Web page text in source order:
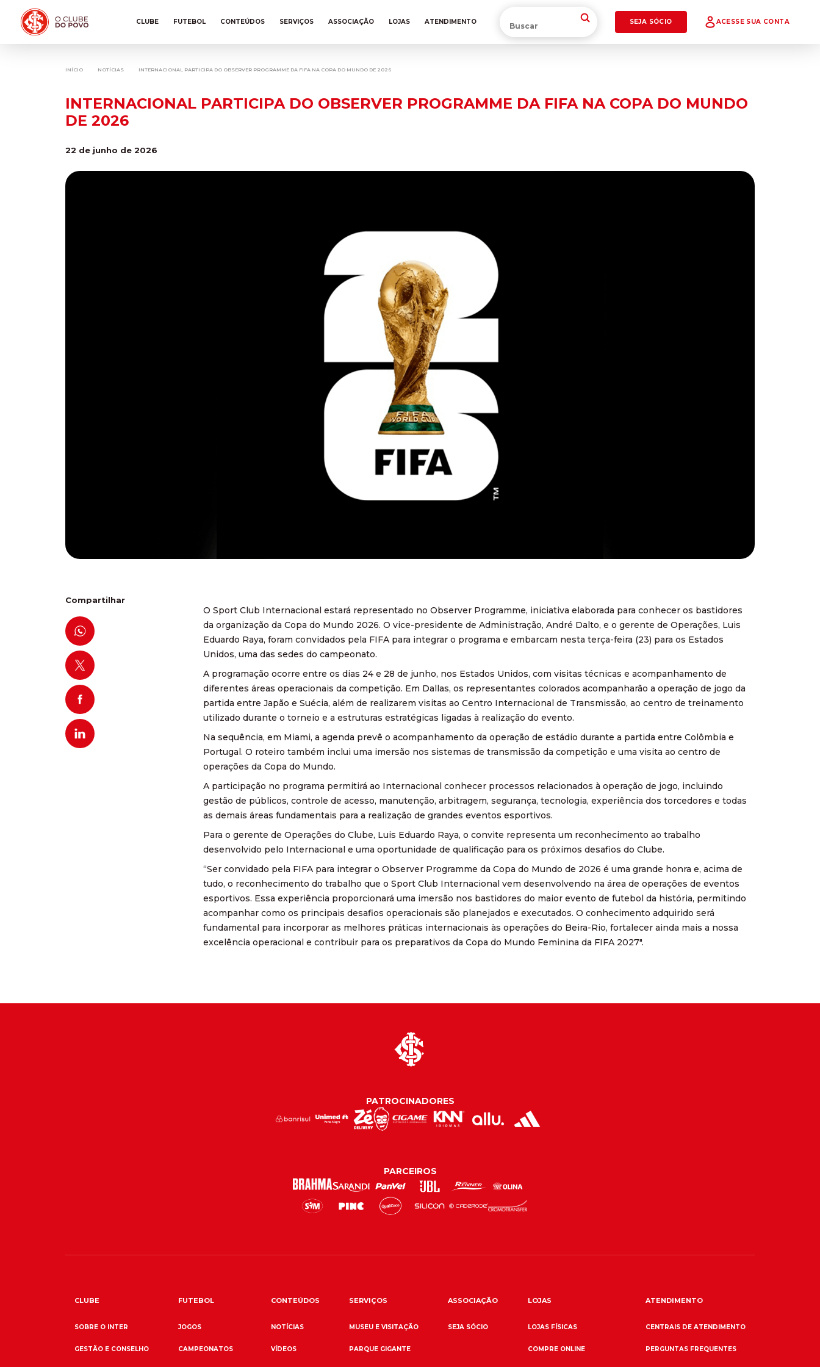
CLUBE FUTEBOL CONTEÚDOS SERVIÇOS ASSOCIAÇÃO LOJAS ATENDIMENTO SEJA SÓCIO ACESSE SUA CONTA
INÍCIO NOTÍCIAS INTERNACIONAL PARTICIPA DO OBSERVER PROGRAMME DA FIFA NA COPA DO MUNDO DE 2026
INTERNACIONAL PARTICIPA DO OBSERVER PROGRAMME DA FIFA NA COPA DO MUNDO
DE 2026
22 de junho de 2026
Compartilhar
O Sport Club Internacional estará representado no Observer Programme, iniciativa elaborada para conhecer os bastidores
da organização da Copa do Mundo 2026. O vice-presidente de Administração, André Dalto, e o gerente de Operações, Luis
Eduardo Raya, foram convidados pela FIFA para integrar o programa e embarcam nesta terça-feira (23) para os Estados
Unidos, uma das sedes do campeonato.
A programação ocorre entre os dias 24 e 28 de junho, nos Estados Unidos, com visitas técnicas e acompanhamento de
diferentes áreas operacionais da competição. Em Dallas, os representantes colorados acompanharão a operação de jogo da
partida entre Japão e Suécia, além de realizarem visitas ao Centro Internacional de Transmissão, ao centro de treinamento
utilizado durante o torneio e a estruturas estratégicas ligadas à realização do evento.
Na sequência, em Miami, a agenda prevê o acompanhamento da operação de estádio durante a partida entre Colômbia e
Portugal. O roteiro também inclui uma imersão nos sistemas de transmissão da competição e uma visita ao centro de
operações da Copa do Mundo.
A participação no programa permitirá ao Internacional conhecer processos relacionados à operação de jogo, incluindo
gestão de públicos, controle de acesso, manutenção, arbitragem, segurança, tecnologia, experiência dos torcedores e todas
as demais áreas fundamentais para a realização de grandes eventos esportivos.
Para o gerente de Operações do Clube, Luis Eduardo Raya, o convite representa um reconhecimento ao trabalho
desenvolvido pelo Internacional e uma oportunidade de qualificação para os próximos desafios do Clube.
“Ser convidado pela FIFA para integrar o Observer Programme da Copa do Mundo de 2026 é uma grande honra e, acima de
tudo, o reconhecimento do trabalho que o Sport Club Internacional vem desenvolvendo na área de operações de eventos
esportivos. Essa experiência proporcionará uma imersão nos bastidores do maior evento de futebol da história, permitindo
acompanhar como os principais desafios operacionais são planejados e executados. O conhecimento adquirido será
fundamental para incorporar as melhores práticas internacionais às operações do Beira-Rio, fortalecer ainda mais a nossa
excelência operacional e contribuir para os preparativos da Copa do Mundo Feminina da FIFA 2027".
PATROCINADORES
PARCEIROS
CLUBE
SOBRE O INTER
GESTÃO E CONSELHO
FUTEBOL
JOGOS
CAMPEONATOS
CONTEÚDOS
NOTÍCIAS
VÍDEOS
SERVIÇOS
MUSEU E VISITAÇÃO
PARQUE GIGANTE
ASSOCIAÇÃO
SEJA SÓCIO
LOJAS
LOJAS FÍSICAS
COMPRE ONLINE
ATENDIMENTO
CENTRAIS DE ATENDIMENTO
PERGUNTAS FREQUENTES